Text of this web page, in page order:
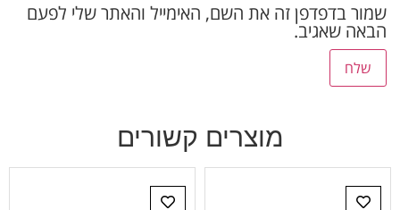
שמור בדפדפן זה את השם, האימייל והאתר שלי לפעם
הבאה שאגיב.
מוצרים קשורים